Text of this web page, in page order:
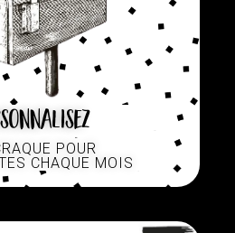
POUR
CHAQUE MOIS